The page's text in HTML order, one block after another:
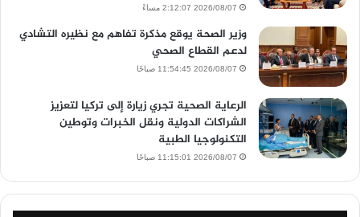
2026/08/07 2:12:07 مساءً
وزير الصحة يوقع مذكرة تفاهم مع نظيره التشادي
لدعم القطاع الصحي
2026/08/07 11:54:45 صباحًا
الرعاية الصحية تجري زيارة إلى تركيا لتعزيز
الشراكات الدولية ونقل الخبرات وتوطين
التكنولوجيا الطبية
2026/08/07 11:15:01 صباحًا